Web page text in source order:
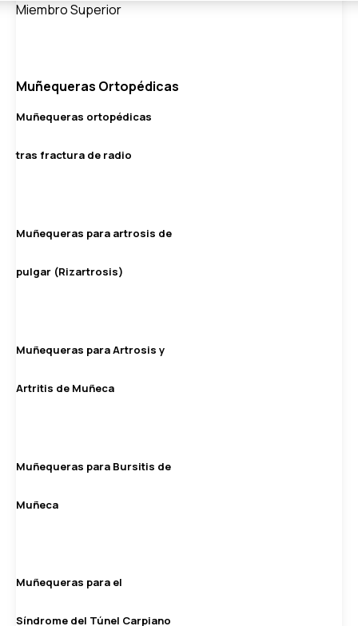
Miembro Superior
Muñequeras Ortopédicas
Muñequeras ortopédicas
tras fractura de radio
Muñequeras para artrosis de
pulgar (Rizartrosis)
Muñequeras para Artrosis y
Artritis de Muñeca
Muñequeras para Bursitis de
Muñeca
Muñequeras para el
Síndrome del Túnel Carpiano